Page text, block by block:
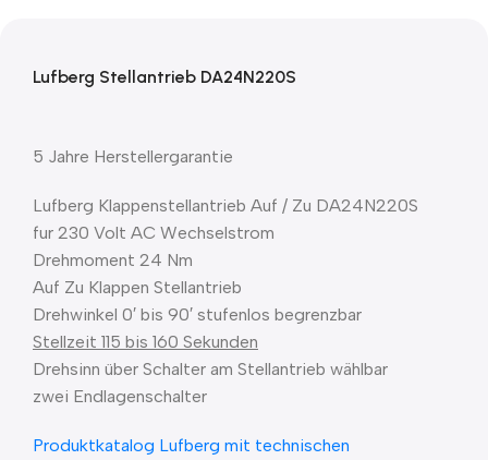
Lufberg Stellantrieb DA24N220S
5 Jahre Herstellergarantie
Lufberg Klappenstellantrieb Auf / Zu DA24N220S
fur 230 Volt AC Wechselstrom
Drehmoment 24 Nm
Auf Zu Klappen Stellantrieb
Drehwinkel 0′ bis 90′ stufenlos begrenzbar
Stellzeit 115 bis 160 Sekunden
Drehsinn über Schalter am Stellantrieb wählbar
zwei Endlagenschalter
Produktkatalog Lufberg mit technischen